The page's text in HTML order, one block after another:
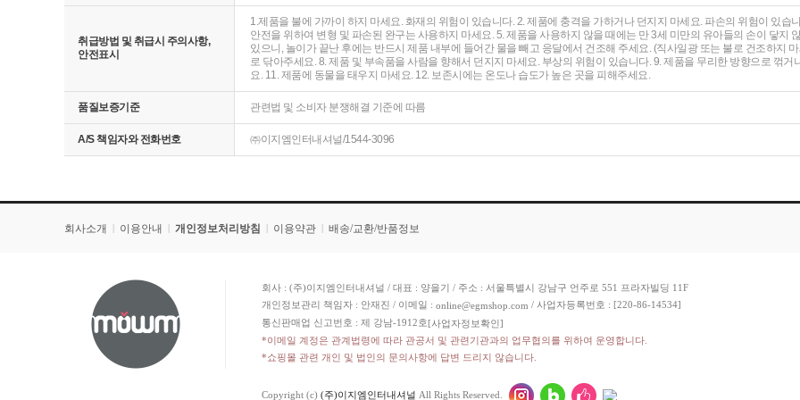
취급방법 및 취급시 주의사항,
안전표시
1.제품을 불에 가까이 하지 마세요. 화재의 위험이 있습니다. 2. 제품에 충격을 가하거나 던지지 마세요. 파손의 위험이 있
안전을 위하여 변형 및 파손된 완구는 사용하지 마세요. 5. 제품을 사용하지 않을 때에는 만 3세 미만의 유아들의 손이 닿지
있으니, 놀이가 끝난 후에는 반드시 제품 내부에 들어간 물을 빼고 응달에서 건조해 주세요. (직사일광 또는 불로 건조하지
로 닦아주세요. 8. 제품 및 부속품을 사람을 향해서 던지지 마세요. 부상의 위험이 있습니다. 9. 제품을 무리한 방향으로 꺾
요. 11. 제품에 동물을 태우지 마세요. 12. 보존시에는 온도나 습도가 높은 곳을 피해주세요.
품질보증기준 관련법 및 소비자 분쟁해결 기준에 따름
A/S 책임자와 전화번호 ㈜이지엠인터내셔널/1544-3096
회사소개 이용안내 개인정보처리방침 이용약관 배송/교환/반품정보
회사 : (주)이지엠인터내셔널 / 대표 : 양을기 / 주소 : 서울특별시 강남구 언주로 551 프라자빌딩 11F
개인정보관리 책임자 : 안재진 / 이메일 : online@egmshop.com / 사업자등록번호 : [220-86-14534]
통신판매업 신고번호 : 제 강남-1912호[사업자정보확인]
*이메일 계정은 관계법령에 따라 관공서 및 관련기관과의 업무협의를 위하여 운영합니다.
*쇼핑몰 관련 개인 및 법인의 문의사항에 답변 드리지 않습니다.
Copyright (c) (주)이지엠인터내셔널 All Rights Reserved.